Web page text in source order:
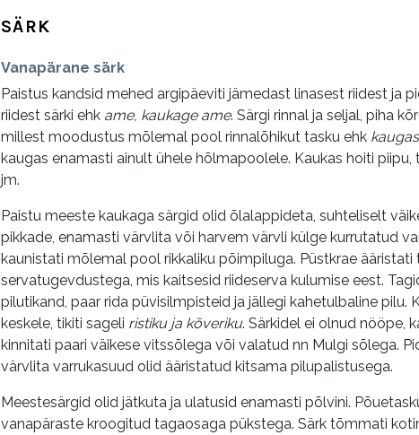
SÄRK
Vanapärane särk
Paistus kandsid mehed argipäeviti jämedast linasest riidest ja
riidest särki ehk ame, kaukage ame. Särgi rinnal ja seljal, piha
millest moodustus mõlemal pool rinnalõhikut tasku ehk kaugas
kaugas enamasti ainult ühele hõlmapoolele. Kaukas hoiti
jm.
Paistu meeste kaukaga särgid olid õlalappideta, suhteliselt
pikkade, enamasti värvlita või harvem värvli külge kurrutatud
kaunistati mõlemal pool rikkaliku põimpiluga. Püstkrae
servatugevdustega, mis kaitsesid riideserva kulumise eest.
pilutikand, paar rida püvisilmpisteid ja jällegi kahetulbaline pilu.
keskele, tikiti sageli ristiku ja kõveriku. Särkidel ei olnud nööpe,
kinnitati paari väikese vitssõlega või valatud nn Mulgi sõlega.
värvlita varrukasuud olid ääristatud kitsama pilupalistusega.
Meestesärgid olid jätkuta ja ulatusid enamasti põlvini.
vanapäraste kroogitud tagaosaga pükstega. Särk tõmmati